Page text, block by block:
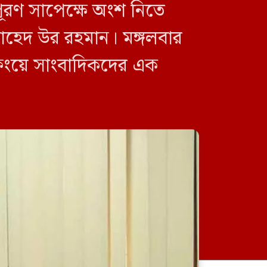
সাপেক্ষে অংশ নিতে
উর রহমান। মঙ্গলবার
সাংবাদিকদের এক